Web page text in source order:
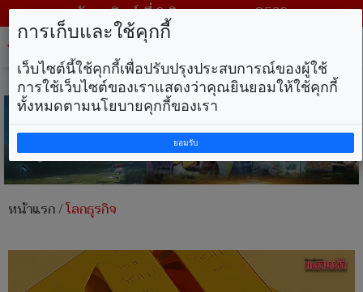
วันอาทิตย์ ที่ 9 สิงหาคม พ.ศ. 2569
หน้าแรก/โลกธุรกิจ
การเก็บและใช้คุกกี้
เว็บไซต์นี้ใช้คุกกี้เพื่อปรับปรุงประสบการณ์ของผู้ใช้
การใช้เว็บไซต์ของเราแสดงว่าคุณยินยอมให้ใช้คุกกี้
ทั้งหมดตามนโยบายคุกกี้ของเรา
ยอมรับ